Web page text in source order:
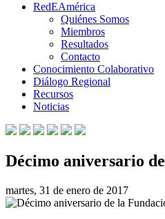
RedEAmérica
Quiénes Somos
Miembros
Resultados
Contacto
Conocimiento Colaborativo
Diálogo Regional
Recursos
Noticias
Décimo aniversario
martes, 31 de enero de 2017